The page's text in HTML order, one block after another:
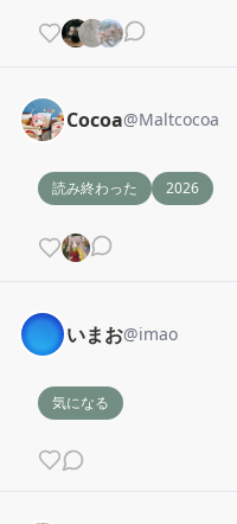
Cocoa@Maltcocoa
読み終わった 2026
いまお@imao
気になる